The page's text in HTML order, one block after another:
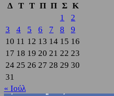
Δ
Τ Τ Π Π Σ Κ
1
2
3
4 5 6 7 8
9
10 11 12 13 14 15 16
17 18 19 20 21 22 23
24 25 26 27 28 29 30
31
« Ιούλ
3,822